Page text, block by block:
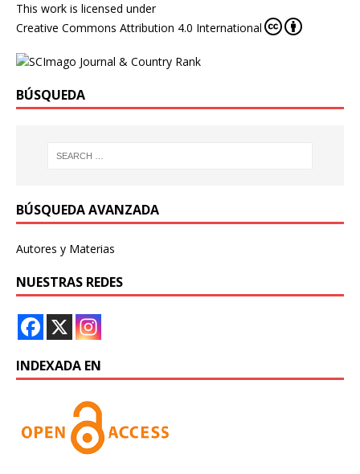
This work is licensed under
Creative Commons Attribution 4.0 International
BÚSQUEDA
BÚSQUEDA AVANZADA
Autores y Materias
NUESTRAS REDES
INDEXADA EN